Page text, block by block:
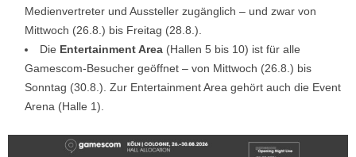
Medienvertreter und Aussteller zugänglich – und zwar von
Mittwoch (26.8.) bis Freitag (28.8.).
Die Entertainment Area (Hallen 5 bis 10) ist für alle
Gamescom-Besucher geöffnet – von Mittwoch (26.8.) bis
Sonntag (30.8.). Zur Entertainment Area gehört auch die Event
Arena (Halle 1).